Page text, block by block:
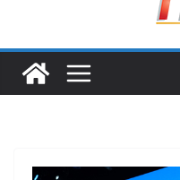
รฟท. เปิดเวทีรับฟัง
โครงการรถไฟฟ้าส
เดินหน้าพัฒนาโครง
ส่วนร่วม
เจบีซี มวยอาชีพแห่
“เสี่ยนริส”แนะเพิ่ม
ภาคตะวันออกสู่จุด